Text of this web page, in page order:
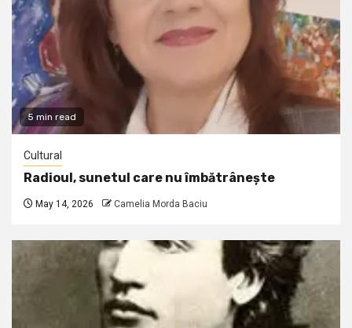
5 min read
Cultural
Radioul, sunetul care nu îmbătrânește
May 14, 2026 Camelia Morda Baciu